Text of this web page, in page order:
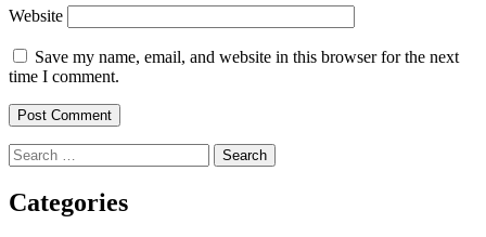
Website
Save my name, email, and website in this browser for the next
time I comment.
Search
for:
Categories